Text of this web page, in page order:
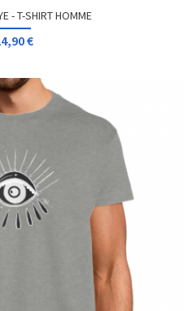
- T-SHIRT HOMME
€